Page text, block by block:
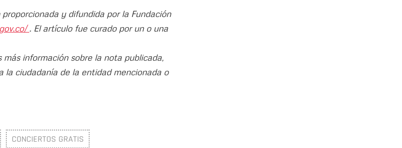
y difundida por la Fundación
. El artículo fue curado por un o una
información sobre la nota publicada,
la ciudadanía de la entidad mencionada o
CONCIERTOS GRATIS